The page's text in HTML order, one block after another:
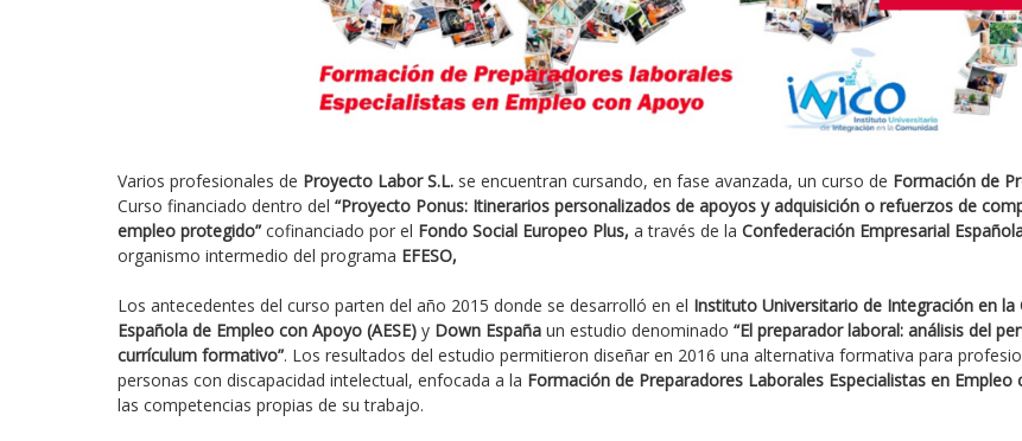
Varios profesionales de Proyecto Labor S.L.se encuentran cursando, en fase avanzada, un curso de Formación de
Curso financiado dentro del “Proyecto Ponus: Itinerarios personalizados de apoyos y adquisición o refuerzos de
empleo protegido” cofinanciado por el Fondo Social Europeo Plus, a través de la Confederación Empresarial
organismo intermedio del programa EFESO,
Los antecedentes del curso parten del año 2015 donde se desarrolló en el Instituto Universitario de Integración en la
Española de Empleo con Apoyo (AESE)y Down Españaun estudio denominado “El preparador laboral: análisis del
currículum formativo”. Los resultados del estudio permitieron diseñar en 2016 una alternativa formativa para
personas con discapacidad intelectual, enfocada a la Formación de Preparadores Laborales Especialistas en Empleo
las competencias propias de su trabajo.